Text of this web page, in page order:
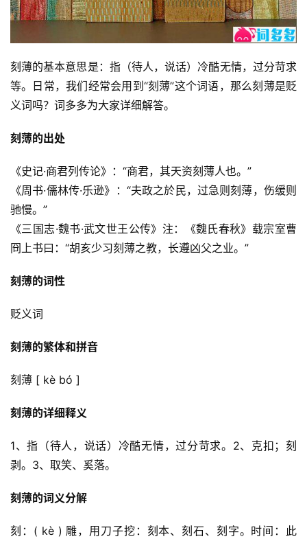
刻薄的基本意思是：指（待人，说话）冷酷无情，过分苛求
等。日常，我们经常会用到“刻薄”这个词语，那么刻薄是贬
义词吗？词多多为大家详细解答。
刻薄的出处
《史记·商君列传论》：“商君，其天资刻薄人也。”
《周书·儒林传·乐逊》：“夫政之於民，过急则刻薄，伤缓则
驰慢。”
《三国志·魏书·武文世王公传》注：《魏氏春秋》载宗室曹
冏上书曰：“胡亥少习刻薄之教，长遵凶父之业。”
刻薄的词性
贬义词
刻薄的繁体和拼音
刻薄 [ kè bó ]
刻薄的详细释义
1、指（待人，说话）冷酷无情，过分苛求。2、克扣；刻
剥。3、取笑、奚落。
刻薄的词义分解
刻：( kè ) 雕，用刀子挖：刻本、刻石、刻字。时间：此